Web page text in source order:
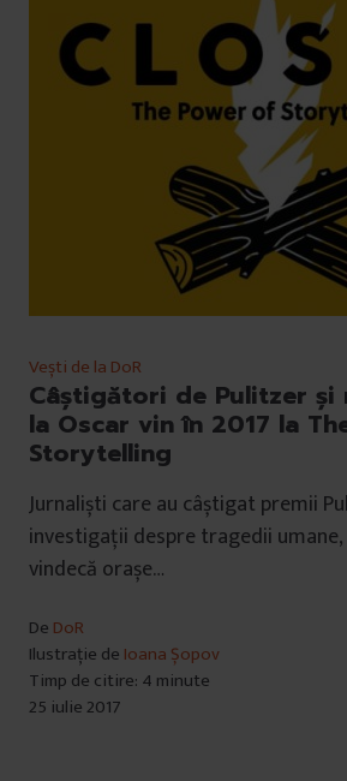
Vești de la DoR
Câștigători de Pulitzer și
la Oscar vin în 2017 la
Storytelling
Jurnaliști care au câștigat premii
investigații despre tragedii
vindecă orașe…
De DoR
Ilustrație de Ioana Șopov
Timp de citire: 4 minute
25 iulie 2017